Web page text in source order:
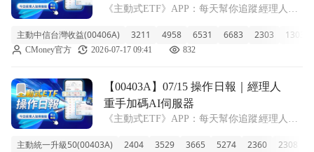
《主動式ETF》APP：每天幫你追蹤經理人新
規模逆勢守住927億 主動中信台灣收益今天收
在8.82元，單日大跌8.51%，近一週報酬來到
主動中信台灣收益(00406A) 3211 4958 6531 6683 2303 1303
CMoney官方 2026-07-17 09:41 832
前往【00403A】07/15 操作日報｜經理人重手加碼AI伺服器
【00403A】07/15 操作日報｜經理人
重手加碼AI伺服器
《主動式ETF》APP：每天幫你追蹤經理人新
之三，千億巨獸動作頻頻 主動統一升級50今
主動統一升級50(00403A) 2404 3529 3665 5274 2360 2308